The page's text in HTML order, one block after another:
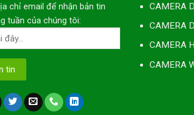
chỉ email để nhận bản tin
tuần của chúng tôi:
CAMERA
CAMERA
CAMERA
CAMERA